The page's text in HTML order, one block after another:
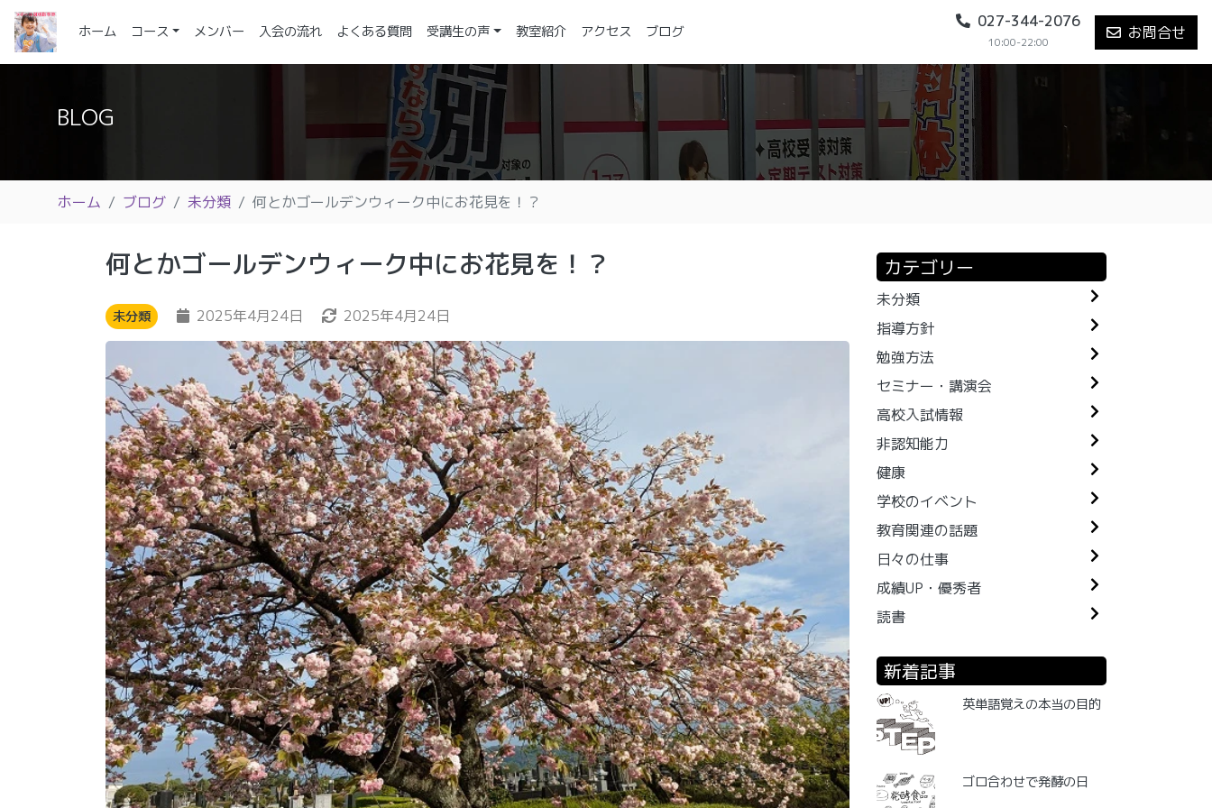
ホーム(current)
コース メンバー 入会の流れ よくある質問 受講生の声 教室紹介 アクセス ブログ
027-344-2076
10:00-22:00
お問合せ
BLOG
ホーム ブログ 未分類 何とかゴールデンウィーク中にお花見を！？
何とかゴールデンウィーク中にお花見を！？
未分類 2025年4月24日 2025年4月24日
カテゴリー
未分類
指導方針
勉強方法
セミナー・講演会
高校入試情報
非認知能力
健康
学校のイベント
教育関連の話題
日々の仕事
成績UP・優秀者
読書
新着記事
英単語覚えの本当の目的
ゴロ合わせで発酵の日